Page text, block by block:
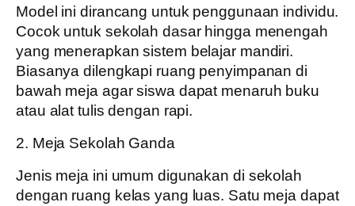
Model ini dirancang untuk penggunaan individu.
Cocok untuk sekolah dasar hingga menengah
yang menerapkan sistem belajar mandiri.
Biasanya dilengkapi ruang penyimpanan di
bawah meja agar siswa dapat menaruh buku
atau alat tulis dengan rapi.
2. Meja Sekolah Ganda
Jenis meja ini umum digunakan di sekolah
dengan ruang kelas yang luas. Satu meja dapat